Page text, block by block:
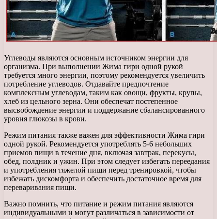
Углеводы являются основным источником энергии для
организма. При выполнении Жима гири одной рукой
требуется много энергии, поэтому рекомендуется увеличить
потребление углеводов. Отдавайте предпочтение
комплексным углеводам, таким как овощи, фрукты, крупы,
хлеб из цельного зерна. Они обеспечат постепенное
высвобождение энергии и поддержание сбалансированного
уровня глюкозы в крови.
Режим питания также важен для эффективности Жима гири
одной рукой. Рекомендуется употреблять 5-6 небольших
приемов пищи в течение дня, включая завтрак, перекусы,
обед, полдник и ужин. При этом следует избегать переедания
и употребления тяжелой пищи перед тренировкой, чтобы
избежать дискомфорта и обеспечить достаточное время для
переваривания пищи.
Важно помнить, что питание и режим питания являются
индивидуальными и могут различаться в зависимости от